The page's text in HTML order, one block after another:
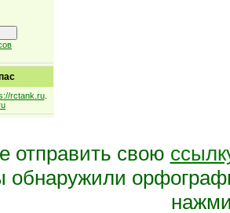
rctank.ru.
отправить свою
обнаружили